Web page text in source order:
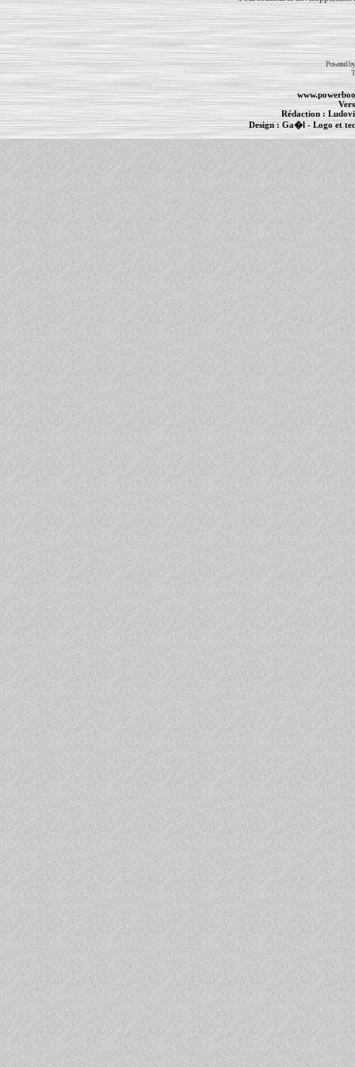
Powered
Rédaction :
Design : Ga�l- Logo et
Informations :